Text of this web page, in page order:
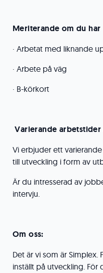
Meriterande om du har
· Arbetat med liknande
· Arbete på väg
· B-körkort
Varierande arbetstider
Vi erbjuder ett
till utveckling i form av
Är du intresserad av
intervju.
Om oss:
Det är vi som är
inställt på utveckling. För